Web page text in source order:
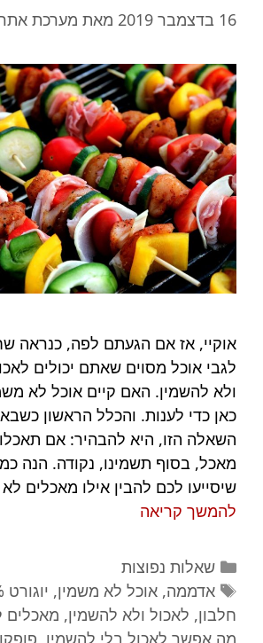
16 בדצמבר 2019 מאת מערכת
אוקיי, אז אם הגעתם לפה, כנראה
לגבי אוכל מסוים שאתם יכולים
ולא להשמין. האם קיים אוכל לא
כאן כדי לענות. והכלל הראשון
השאלה הזו, היא להבהיר: אם
מאכל, בסוף תשמינו, נקודה. הנה
שיסייעו לכם להבין אילו מאכלים
להמשך קריאה
יש
דבר
כזה?
קטגוריות
שאלות נפוצות
תגיות
אדממה, אוכל לא משמין, יוגורט 0% שומן
חלבון, לאכול ולא להשמין, מאכלים
מה אפשר לאכול בלי להשמין,